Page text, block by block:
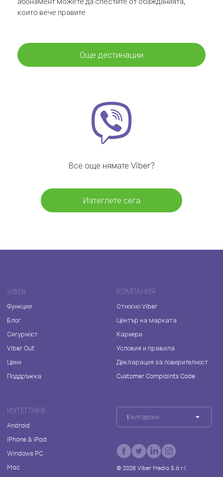
които вече правите
Още дестинации
Все още нямате Viber?
Изтеглете сега
VIBER
Функции
Блог
Сигурност
Viber Out
Цени
Поддръжка
КОМПАНИЯ
Относно Viber
Център на марката
Кариери
Условия и правила
Декларация за поверителност
Customer Complaints Code
ИЗТЕГЛЯНЕ
Android
iPhone & iPad
Windows PC
Mac
Български
© 2026Viber Media S.à r.l.